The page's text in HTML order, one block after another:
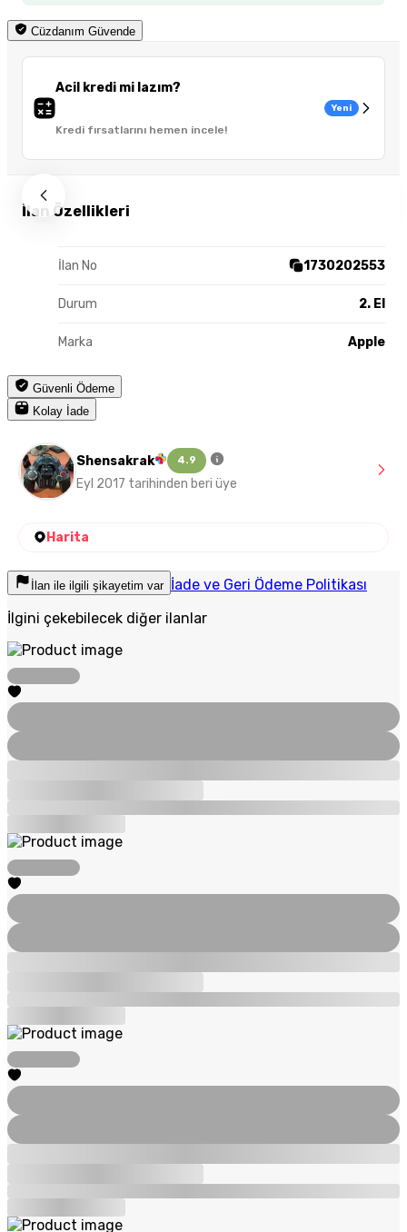
Cüzdanım Güvende
Acil kredi mi lazım?
Kredi fırsatlarını hemen incele!
Yeni
İlan Özellikleri
İlan No 1730202553
Durum 2. El
Marka Apple
Güvenli Ödeme
Kolay İade
Shensakrak 4.9
Eyl 2017 tarihinden beri üye
Harita
İlan ile ilgili şikayetim var İade ve Geri Ödeme Politikası
İlgini çekebilecek diğer ilanlar